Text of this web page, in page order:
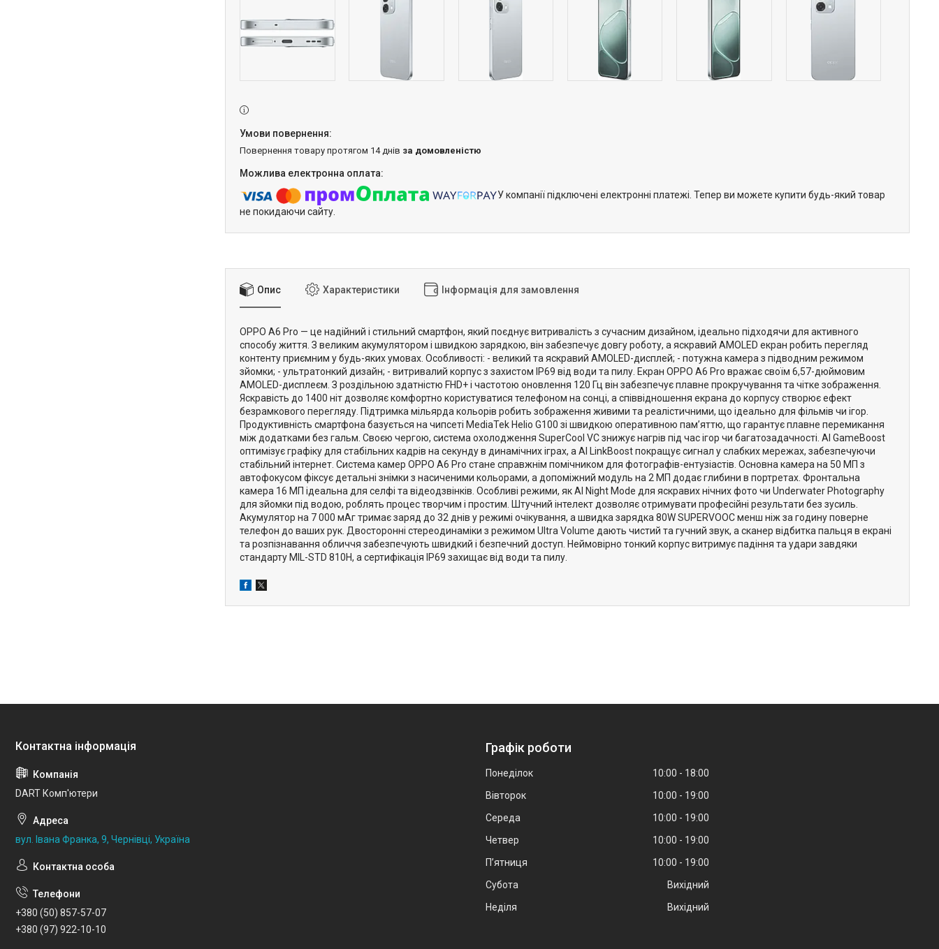
повернення товару протягом 14 днів за домовленістю
У компанії підключені електронні платежі. Тепер ви можете купити будь-який товар
не покидаючи сайту.
Опис Характеристики Інформація для замовлення
OPPO A6 Pro — це надійний і стильний смартфон, який поєднує витривалість з сучасним дизайном, ідеально підходячи для активного
способу життя. З великим акумулятором і швидкою зарядкою, він забезпечує довгу роботу, а яскравий AMOLED екран робить перегляд
контенту приємним у будь-яких умовах. Особливості: - великий та яскравий AMOLED-дисплей; - потужна камера з підводним режимом
зйомки; - ультратонкий дизайн; - витривалий корпус з захистом IP69 від води та пилу. Екран OPPO A6 Pro вражає своїм 6,57-дюймовим
AMOLED-дисплеєм. З роздільною здатністю FHD+ і частотою оновлення 120 Гц він забезпечує плавне прокручування та чітке зображення.
Яскравість до 1400 ніт дозволяє комфортно користуватися телефоном на сонці, а співвідношення екрана до корпусу створює ефект
безрамкового перегляду. Підтримка мільярда кольорів робить зображення живими та реалістичними, що ідеально для фільмів чи ігор.
Продуктивність смартфона базується на чипсеті MediaTek Helio G100 зі швидкою оперативною пам’яттю, що гарантує плавне перемикання
між додатками без гальм. Своєю чергою, система охолодження SuperCool VC знижує нагрів під час ігор чи багатозадачності. AI GameBoost
оптимізує графіку для стабільних кадрів на секунду в динамічних іграх, а AI LinkBoost покращує сигнал у слабких мережах, забезпечуючи
стабільний інтернет. Система камер OPPO A6 Pro стане справжнім помічником для фотографів-ентузіастів. Основна камера на 50 МП з
автофокусом фіксує детальні знімки з насиченими кольорами, а допоміжний модуль на 2 МП додає глибини в портретах. Фронтальна
камера 16 МП ідеальна для селфі та відеодзвінків. Особливі режими, як AI Night Mode для яскравих нічних фото чи Underwater Photography
для зйомки під водою, роблять процес творчим і простим. Штучний інтелект дозволяє отримувати професійні результати без зусиль.
Акумулятор на 7 000 мАг тримає заряд до 32 днів у режимі очікування, а швидка зарядка 80W SUPERVOOC менш ніж за годину поверне
телефон до ваших рук. Двосторонні стереодинаміки з режимом Ultra Volume дають чистий та гучний звук, а сканер відбитка пальця в екрані
та розпізнавання обличчя забезпечують швидкий і безпечний доступ. Неймовірно тонкий корпус витримує падіння та удари завдяки
стандарту MIL-STD 810H, а сертифікація IP69 захищає від води та пилу.
DART Комп'ютери
вул. Івана Франка, 9, Чернівці, Україна
+380 (50) 857-57-07
+380 (97) 922-10-10
Графік роботи
Понеділок 10:00
18:00
Вівторок
10:00
19:00
Середа
10:00
19:00
Четвер
10:00
19:00
Пʼятниця
10:00
19:00
Субота
Вихідний
Неділя
Вихідний